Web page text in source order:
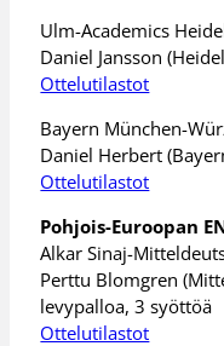
Ulm-Academics
Daniel Jansson
Ottelutilastot
Bayern München-
Daniel Herbert
Ottelutilastot
Pohjois-Euroopan
Alkar Sinaj-
Perttu Blomgren
levypalloa, 3 syöttöä
Ottelutilastot